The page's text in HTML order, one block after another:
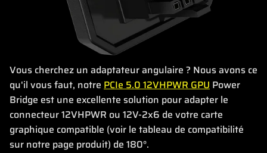
Vous cherchez un adaptateur angulaire ? Nous avons ce
qu'il vous faut, notre PCIe 5.0 12VHPWR GPU Power
Bridge est une excellente solution pour adapter le
connecteur 12VHPWR ou 12V-2x6 de votre carte
graphique compatible (voir le tableau de compatibilité
sur notre page produit) de 180°.